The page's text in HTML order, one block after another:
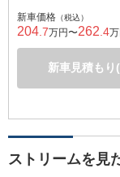
新車価格 （税込）
204 .7万円〜262 .4
新車見積もり
ストリームを見